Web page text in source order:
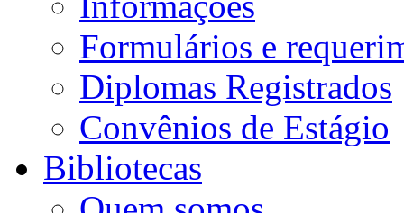
Formulários e
Diplomas Registrados
Convênios de Estágio
Bibliotecas